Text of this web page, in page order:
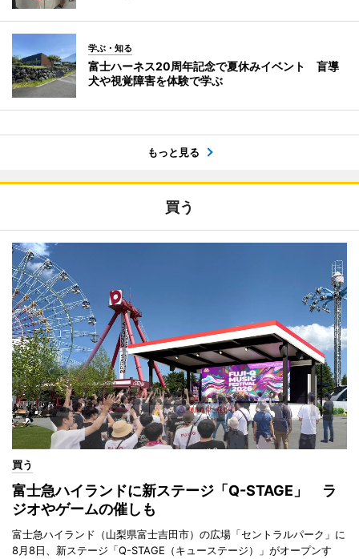
学ぶ・知る
富士ハーネス20周年記念で夏休みイベント 盲導
犬や視覚障害を体験で学ぶ
もっと見る
買う
買う
富士急ハイランドに新ステージ「Q-STAGE」 ラ
ジオやゲームの催しも
富士急ハイランド（山梨県富士吉田市）の広場「セントラルパーク」に
8月8日、新ステージ「Q-STAGE（キューステージ）」がオープンす